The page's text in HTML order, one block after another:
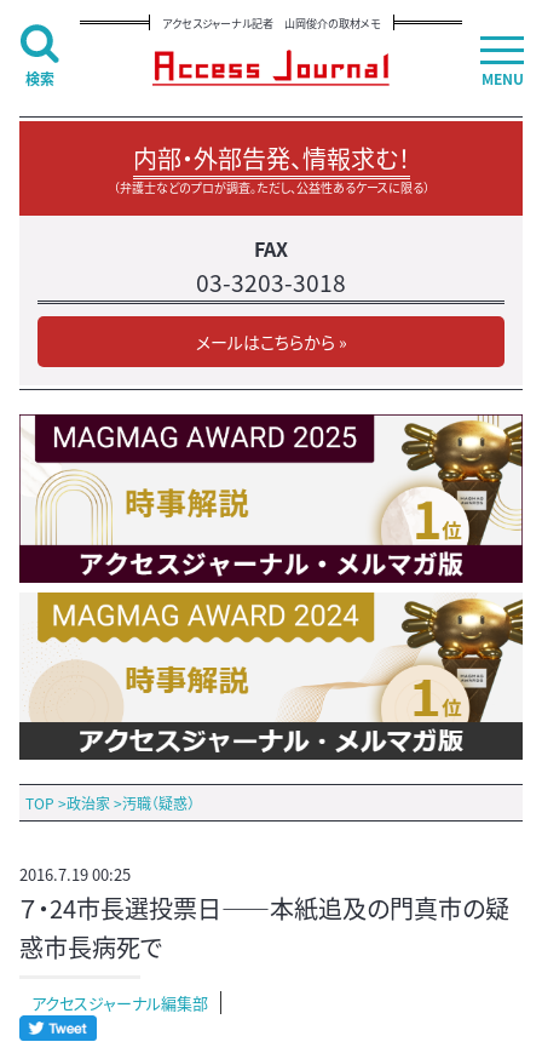
アクセスジャーナル記者 山岡俊介の取材メモ
内部・外部告発、情報求む！
（弁護士などのプロが調査。ただし、公益性あるケースに限る）
FAX
03-3203-3018
メールはこちらから »
TOP >政治家 >汚職（疑惑）
2016.7.19 00:25
７・24市長選投票日――本紙追及の門真市の疑
惑市長病死で
アクセスジャーナル編集部
MENU
検索